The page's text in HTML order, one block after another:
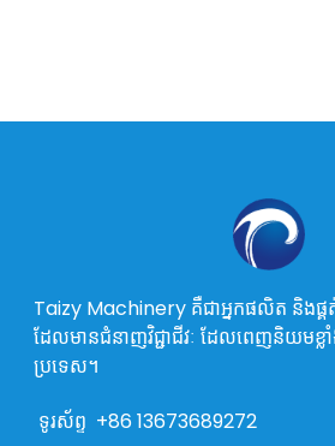
Taizy Machinery គឺជាអ្នកផលិត និងផ្
ដែលមានជំនាញវិជ្ជាជីវៈ ដែលពេញនិយមខ្ល
ប្រទេស។
ទូរស័ព្ទ +86 13673689272